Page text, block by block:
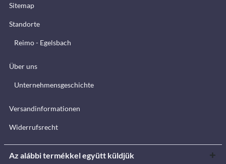
Sitemap
Standorte
Reimo - Egelsbach
Über uns
Unternehmensgeschichte
Versandinformationen
Widerrufsrecht
Az alábbi termékkel együtt küldjük